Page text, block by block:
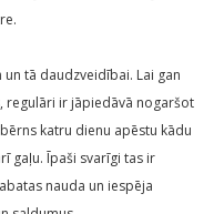
tā daudzveidībai. Lai gan
regulāri ir jāpiedāvā nogaršot
katru dienu apēstu kādu
gaļu. Īpaši svarīgi tas ir
nauda un iespēja